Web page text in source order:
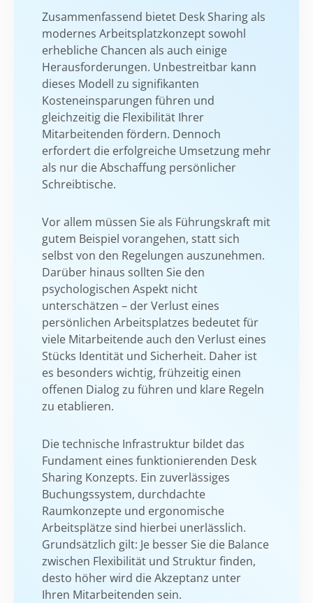
Zusammenfassend bietet Desk Sharing als
modernes Arbeitsplatzkonzept sowohl
erhebliche Chancen als auch einige
Herausforderungen. Unbestreitbar kann
dieses Modell zu signifikanten
Kosteneinsparungen führen und
gleichzeitig die Flexibilität Ihrer
Mitarbeitenden fördern. Dennoch
erfordert die erfolgreiche Umsetzung mehr
als nur die Abschaffung persönlicher
Schreibtische.
Vor allem müssen Sie als Führungskraft mit
gutem Beispiel vorangehen, statt sich
selbst von den Regelungen auszunehmen.
Darüber hinaus sollten Sie den
psychologischen Aspekt nicht
unterschätzen – der Verlust eines
persönlichen Arbeitsplatzes bedeutet für
viele Mitarbeitende auch den Verlust eines
Stücks Identität und Sicherheit. Daher ist
es besonders wichtig, frühzeitig einen
offenen Dialog zu führen und klare Regeln
zu etablieren.
Die technische Infrastruktur bildet das
Fundament eines funktionierenden Desk
Sharing Konzepts. Ein zuverlässiges
Buchungssystem, durchdachte
Raumkonzepte und ergonomische
Arbeitsplätze sind hierbei unerlässlich.
Grundsätzlich gilt: Je besser Sie die Balance
zwischen Flexibilität und Struktur finden,
desto höher wird die Akzeptanz unter
Ihren Mitarbeitenden sein.